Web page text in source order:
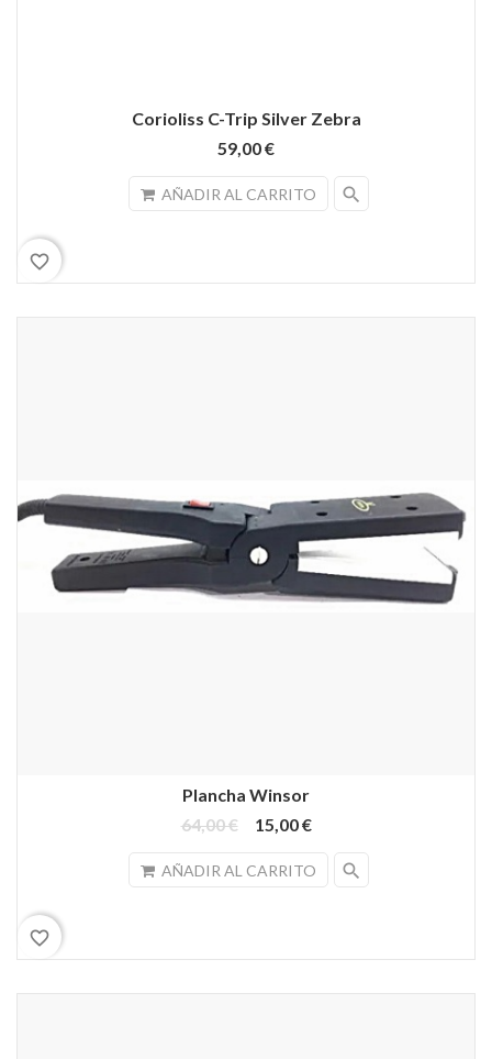
Corioliss C-Trip Silver Zebra
59,00 €
AÑADIR AL CARRITO search
favorite_border
Plancha Winsor
64,00 €
15,00 €
AÑADIR AL CARRITO search
favorite_border